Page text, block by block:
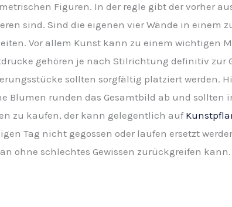
Figuren. In der regle gibt der vorher
sind. Sind die eigenen vier Wände in einem
Vor allem Kunst kann zu einem wichtigen
gehören je nach Stilrichtung definitiv zur
sollten sorgfältig platziert werden.
Blumen runden das Gesamtbild ab und
zu kaufen, der kann gelegentlich auf
Tag nicht gegossen oder laufen ersetzt
ohne schlechtes Gewissen zurückgreifen kann.